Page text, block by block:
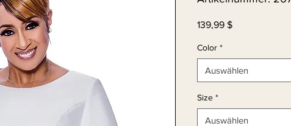
139,99 $Preis
Color *
Auswählen
Size *
Auswählen